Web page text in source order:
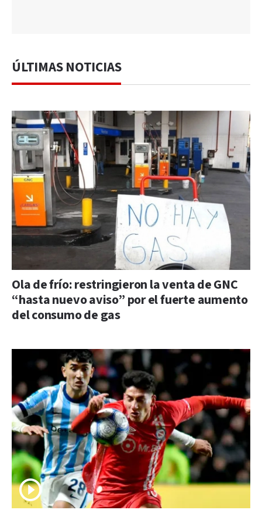
ÚLTIMAS NOTICIAS
Ola de frío: restringieron la venta de GNC
“hasta nuevo aviso” por el fuerte aumento
del consumo de gas